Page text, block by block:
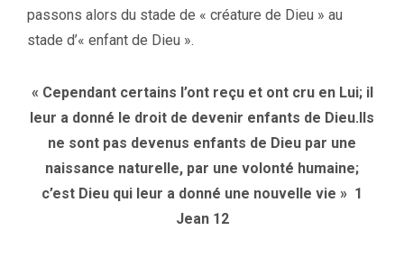
passons alors du stade de « créature de Dieu » au
stade d’« enfant de Dieu ».
« Cependant certains l’ont reçu et ont cru en Lui; il
leur a donné le droit de devenir enfants de Dieu.Ils
ne sont pas devenus enfants de Dieu par une
naissance naturelle, par une volonté humaine;
c’est Dieu qui leur a donné une nouvelle vie » 1
Jean 12